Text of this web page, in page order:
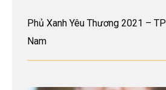
Phủ Xanh Yêu Thương 2021 –
Nam